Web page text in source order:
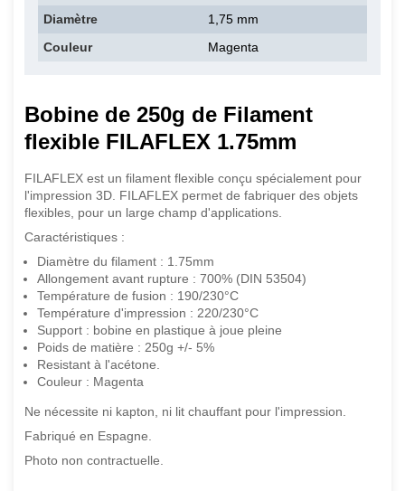
Diamètre
1,75 mm
Couleur
Magenta
Bobine de 250g de Filament
flexible FILAFLEX 1.75mm
FILAFLEX est un filament flexible conçu spécialement pour
l'impression 3D. FILAFLEX permet de fabriquer des objets
flexibles, pour un large champ d'applications.
Caractéristiques :
Diamètre du filament : 1.75mm
Allongement avant rupture : 700% (DIN 53504)
Température de fusion : 190/230°C
Température d'impression : 220/230°C
Support : bobine en plastique à joue pleine
Poids de matière : 250g +/- 5%
Resistant à l'acétone.
Couleur : Magenta
Ne nécessite ni kapton, ni lit chauffant pour l'impression.
Fabriqué en Espagne.
Photo non contractuelle.